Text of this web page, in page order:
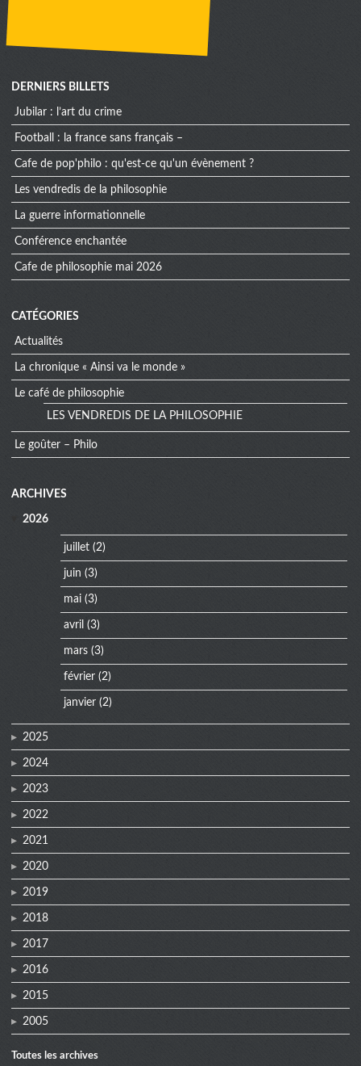
DERNIERS BILLETS
jubilar : l’art du crime
football : la france sans français –
cafe de pop'philo : qu'est-ce qu'un évènement ?
les vendredis de la philosophie
la guerre informationnelle
conférence enchantée
cafe de philosophie mai 2026
CATÉGORIES
Actualités
La chronique « Ainsi va le monde »
Le café de philosophie
LES VENDREDIS DE LA PHILOSOPHIE
Le goûter – Philo
menu
ARCHIVES
2026
juillet(2)
juin (3)
mai(3)
avril (3)
mars(3)
février(2)
janvier(2)
2025
2024
2023
2022
2021
2020
2019
2018
2017
2016
2015
2005
Toutes les archives